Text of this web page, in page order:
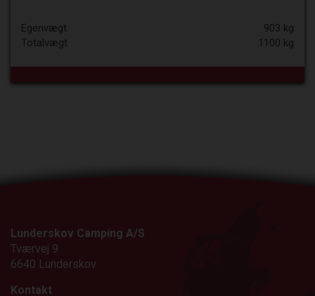
Egenvægt
903 kg
Totalvægt
1100 kg
Lunderskov Camping A/S
Tværvej 9
6640 Lunderskov
Kontakt